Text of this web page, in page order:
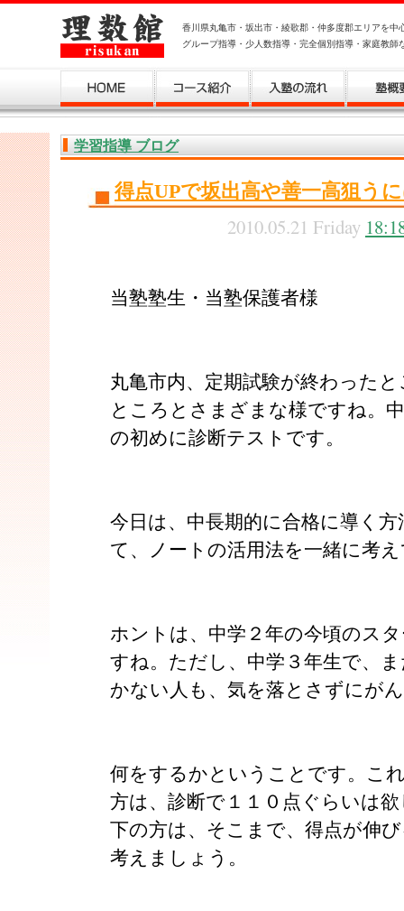
香川県丸亀市・坂出市・綾歌郡・仲多度郡エリアを中
グループ指導・少人数指導・完全個別指導・家庭教
学習指導 ブログ
得点UPで坂出高や善一高狙う
2010.05.21 Friday
当塾塾生・当塾保護者様
丸亀市内、定期試験が終わった
ところとさまざまな様ですね。
の初めに診断テストです。
今日は、中長期的に合格に導く
て、ノートの活用法を一緒に考
ホントは、中学２年の今頃のス
すね。ただし、中学３年生で、
かない人も、気を落とさずにが
何をするかということです。こ
方は、診断で１１０点ぐらいは
下の方は、そこまで、得点が伸
考えましょう。